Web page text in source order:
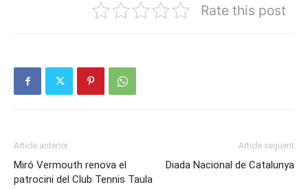
Rate this post
Article anterior
Miró Vermouth renova el
patrocini del Club Tennis Taula
Article següent
Diada Nacional de Catalunya